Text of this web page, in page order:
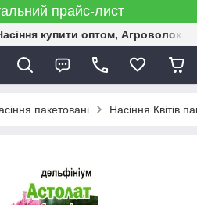
прайс-лист
купити оптом,
пакетовані Насіння Квітів